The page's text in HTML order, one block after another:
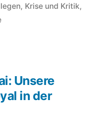
, Krise und Kritik,
Unsere
in der